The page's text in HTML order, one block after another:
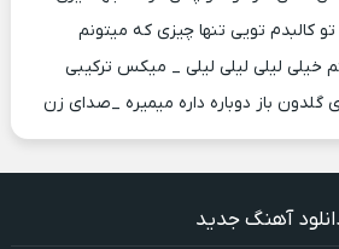
کالبدم تویی تنها چیزی که میتونم
خیلی لیلی لیلی لیلی _ میکس ترکیبی
باز دوباره داره میمیره _صدای زن
آهنگ جدید